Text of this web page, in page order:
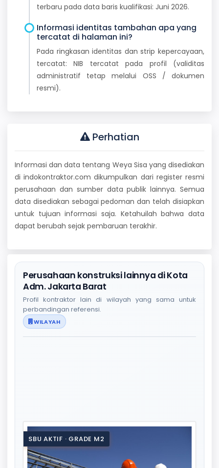
terbaru pada data baris kualifikasi: Juni 2026.
Informasi identitas tambahan apa yang
tercatat di halaman ini?
Pada ringkasan identitas dan strip kepercayaan,
tercatat: NIB tercatat pada profil (validitas
administratif tetap melalui OSS / dokumen
resmi).
Perhatian
Informasi dan data tentang Weya Sisa yang disediakan
di indokontraktor.com dikumpulkan dari register resmi
perusahaan dan sumber data publik lainnya. Semua
data disediakan sebagai pedoman dan telah disiapkan
untuk tujuan informasi saja. Ketahuilah bahwa data
dapat berubah sejak pembaruan terakhir.
Perusahaan konstruksi lainnya di Kota
Adm. Jakarta Barat
Profil kontraktor lain di wilayah yang sama untuk
perbandingan referensi.
WILAYAH
SBU AKTIF · GRADE M2